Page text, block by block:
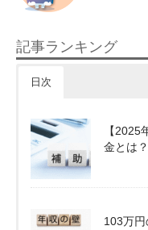
記事ランキング
日次
【
金とは
103万